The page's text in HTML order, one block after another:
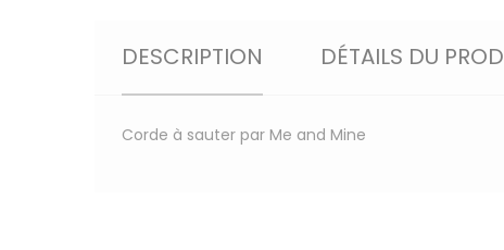
DESCRIPTION DÉTAILS DU
Corde à sauter par Me and Mine